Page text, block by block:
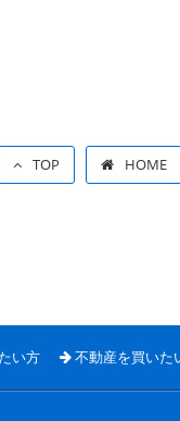
TOP HOME
い方 不動産を買いた